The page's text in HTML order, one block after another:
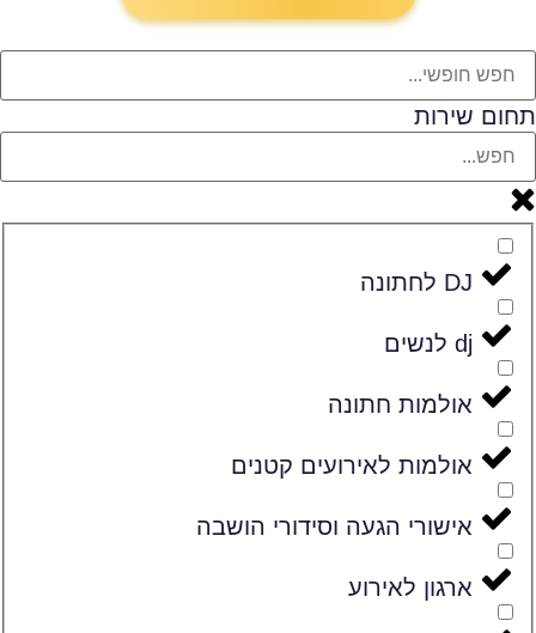
תחום שירות
DJ לחתונה
dj לנשים
אולמות חתונה
אולמות לאירועים קטנים
אישורי הגעה וסידורי הושבה
ארגון לאירוע